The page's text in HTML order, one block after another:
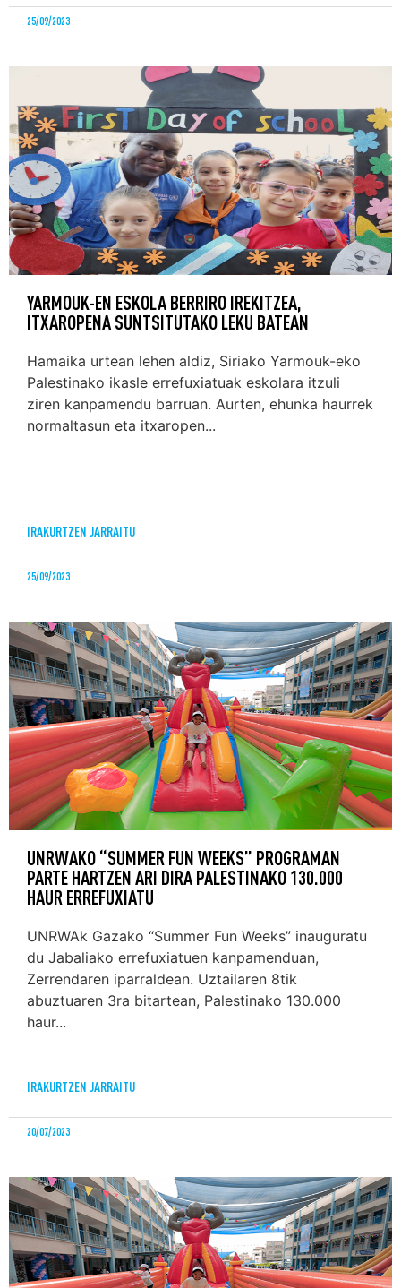
25/09/2023
YARMOUK-EN ESKOLA BERRIRO IREKITZEA,
ITXAROPENA SUNTSITUTAKO LEKU BATEAN
Hamaika urtean lehen aldiz, Siriako Yarmouk-eko
Palestinako ikasle errefuxiatuak eskolara itzuli
ziren kanpamendu barruan. Aurten, ehunka haurrek
normaltasun eta itxaropen...
IRAKURTZEN JARRAITU
25/09/2023
UNRWAKO “SUMMER FUN WEEKS” PROGRAMAN
PARTE HARTZEN ARI DIRA PALESTINAKO 130.000
HAUR ERREFUXIATU
UNRWAk Gazako “Summer Fun Weeks” inauguratu
du Jabaliako errefuxiatuen kanpamenduan,
Zerrendaren iparraldean. Uztailaren 8tik
abuztuaren 3ra bitartean, Palestinako 130.000
haur...
IRAKURTZEN JARRAITU
20/07/2023